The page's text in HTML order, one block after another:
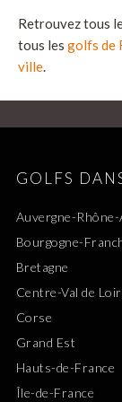
Retrouvez tous
tous les golfs de
ville.
GOLFS
Auvergne-Rhône-
Bourgogne-
Bretagne
Centre-Val de
Corse
Grand Est
Hauts-de-France
Île-de-France